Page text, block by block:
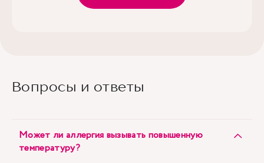
Вопросы и ответы
Может ли аллергия вызывать повышенную
температуру?